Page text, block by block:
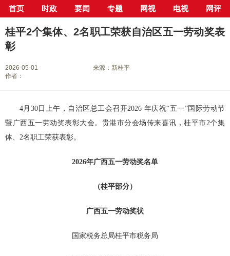
首页 时政 要闻 专题 网视 电视 网评
当前位置： 首页> 新闻中心> 县市区> 桂平市> 正文
桂平2个集体、2名职工荣获自治区五一劳动奖表
彰
2026-05-01
来源：新桂平
作者：
4月30日上午，自治区总工会召开2026 年庆祝“五一”国际劳动节
暨广西五一劳动奖表彰大会。贵港市分会场传来喜讯，桂平市2个集
体、2名职工荣获表彰。
2026年广西五一劳动奖名单
（桂平部分）
广西五一劳动奖状
国家税务总局桂平市税务局